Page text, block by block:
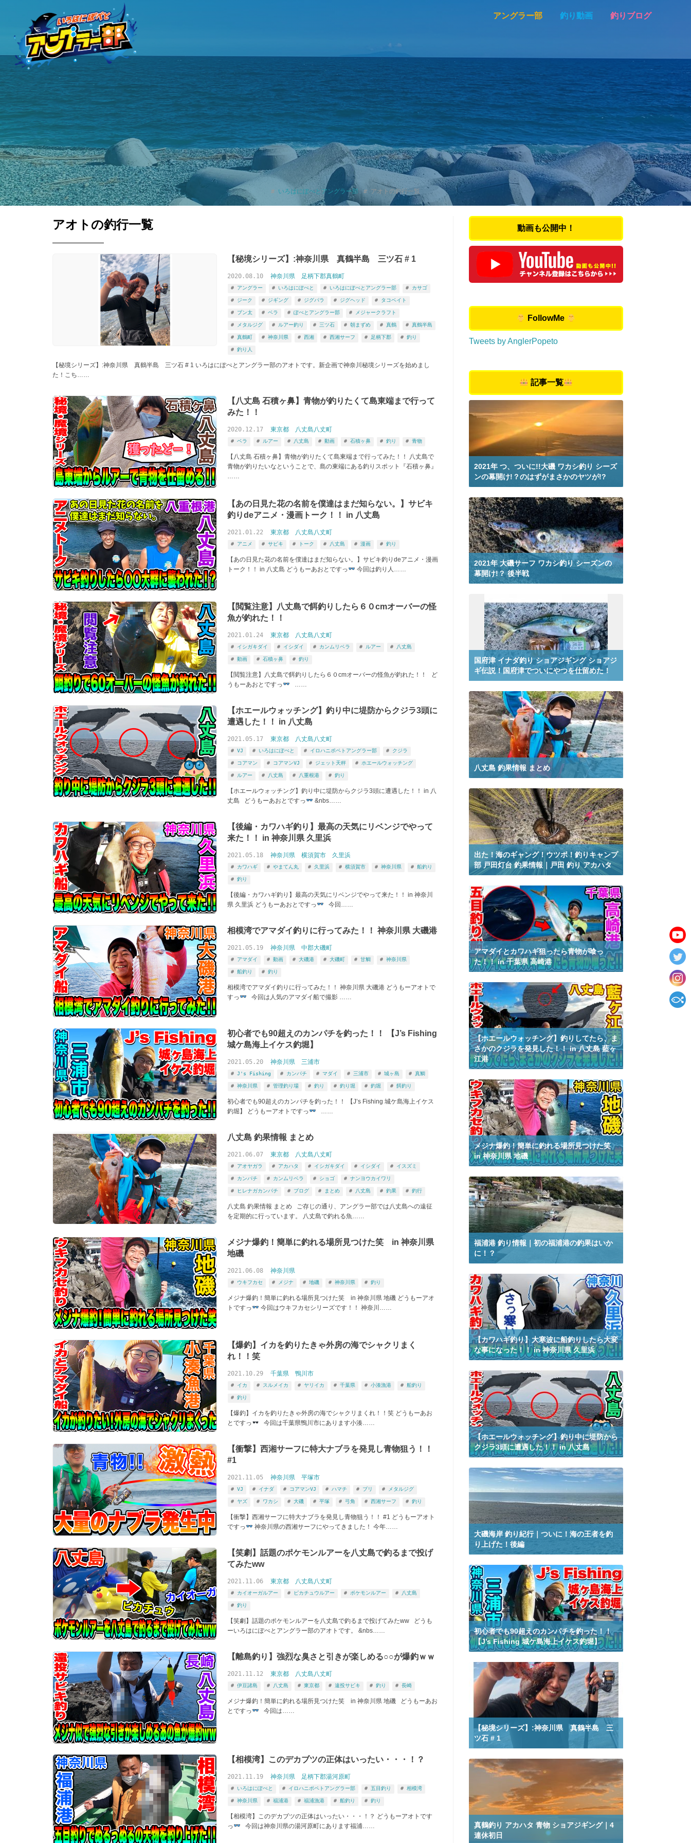
アングラー部 釣り動画 釣りブログ
アングラー アオト の釣行一覧
いろはにぽぺとアングラー部 アオトの釣行一覧
アオトの釣行一覧
【秘境シリーズ】:神奈川県 真鶴半島 三ツ石 # 1
2020.08.10 神奈川県 足柄下郡真鶴町
アングラー いろはにぽぺと いろはにぽぺとアングラー部 カサゴ
ジーク ジギング ジグパラ ジグヘッド タコベイト
ブン太 ベラ ぽぺとアングラー部 メジャークラフト
メタルジグ ルアー釣り 三ツ石 朝まずめ 真鶴 真鶴半島
真鶴町 神奈川県 西湘 西湘サーフ 足柄下郡 釣り
釣り人
【秘境シリーズ】:神奈川県 真鶴半島 三ツ石 # 1 いろはにぽぺとアングラー部のアオトです。新企画で神奈川秘境シリーズを始めまし
た！こち……
【八丈島 石積ヶ鼻】青物が釣りたくて島東端まで行って
みた！！
2020.12.17 東京都 八丈島八丈町
ベラ ルアー 八丈島 動画 石積ヶ鼻 釣り 青物
【八丈島 石積ヶ鼻】青物が釣りたくて島東端まで行ってみた！！ 八丈島で
青物が釣りたいなということで、島の東端にある釣りスポット『石積ヶ鼻』
……
【あの日見た花の名前を僕達はまだ知らない。】サビキ
釣りdeアニメ・漫画トーク！！ in 八丈島
2021.01.22 東京都 八丈島八丈町
アニメ サビキ トーク 八丈島 漫画 釣り
【あの日見た花の名前を僕達はまだ知らない。】サビキ釣りdeアニメ・漫画
トーク！！ in 八丈島 どうもーあおとですっ
今回は釣り人……
【閲覧注意】八丈島で餌釣りしたら６０cmオーバーの怪
魚が釣れた！！
2021.01.24 東京都 八丈島八丈町
イシガキダイ イシダイ カンムリベラ ルアー 八丈島
動画 石積ヶ鼻 釣り
【閲覧注意】八丈島で餌釣りしたら６０cmオーバーの怪魚が釣れた！！ ど
うもーあおとですっ
……
【ホエールウォッチング】釣り中に堤防からクジラ3頭に
遭遇した！！ in 八丈島
2021.05.17 東京都 八丈島八丈町
VJ いろはにぽぺと イロハニポペトアングラー部 クジラ
コアマン コアマンVJ ジェット天秤 ホエールウォッチング
ルアー 八丈島 八重根港 釣り
【ホエールウォッチング】釣り中に堤防からクジラ3頭に遭遇した！！ in 八
丈島 どうもーあおとですっ
&nbs……
【後編・カワハギ釣り】最高の天気にリベンジでやって
来た！！ in 神奈川県 久里浜
2021.05.18 神奈川県 横須賀市 久里浜
カワハギ やまてん丸 久里浜 横須賀市 神奈川県 船釣り
釣り
【後編・カワハギ釣り】最高の天気にリベンジでやって来た！！ in 神奈川
県 久里浜 どうもーあおとですっ
今回……
相模湾でアマダイ釣りに行ってみた！！ 神奈川県 大磯港
2021.05.19 神奈川県 中郡大磯町
アマダイ 動画 大磯港 大磯町 甘鯛 神奈川県
船釣り 釣り
相模湾でアマダイ釣りに行ってみた！！ 神奈川県 大磯港 どうもーアオトで
すっ
今回は人気のアマダイ船で撮影 ……
初心者でも90超えのカンパチを釣った！！ 【J’s Fishing
城ケ島海上イケス釣堀】
2021.05.20 神奈川県 三浦市
J's Fishing カンパチ マダイ 三浦市 城ヶ島 真鯛
神奈川県 管理釣り場 釣り 釣り堀 釣堀 餌釣り
初心者でも90超えのカンパチを釣った！！ 【J’s Fishing 城ケ島海上イケス
釣堀】 どうもーアオトですっ
……
八丈島 釣果情報 まとめ
2021.06.07 東京都 八丈島八丈町
アオヤガラ アカハタ イシガキダイ イシダイ イスズミ
カンパチ カンムリベラ ショゴ ナンヨウカイワリ
ヒレナガカンパチ ブログ まとめ 八丈島 釣果 釣行
八丈島 釣果情報 まとめ ご存じの通り、アングラー部では八丈島への遠征
を定期的に行っています。 八丈島で釣れる魚……
メジナ爆釣！簡単に釣れる場所見つけた笑 in 神奈川県
地磯
2021.06.08 神奈川県
ウキフカセ メジナ 地磯 神奈川県 釣り
メジナ爆釣！簡単に釣れる場所見つけた笑 in 神奈川県 地磯 どうもーアオ
トですっ
今回はウキフカセシリーズです！！ 神奈川……
【爆釣】イカを釣りたきゃ外房の海でシャクリまく
れ！！笑
2021.10.29 千葉県 鴨川市
イカ スルメイカ ヤリイカ 千葉県 小湊漁港 船釣り
釣り
【爆釣】イカを釣りたきゃ外房の海でシャクリまくれ！！笑 どうもーあお
とですっ
今回は千葉県鴨川市にあります小湊……
【衝撃】西湘サーフに特大ナブラを発見し青物狙う！！
#1
2021.11.05 神奈川県 平塚市
VJ イナダ コアマンVJ ハマチ ブリ メタルジグ
ヤズ ワカシ 大磯 平塚 弓角 西湘サーフ 釣り
【衝撃】西湘サーフに特大ナブラを発見し青物狙う！！ #1 どうもーアオト
ですっ
神奈川県の西湘サーフにやってきました！ 今年……
【笑劇】話題のポケモンルアーを八丈島で釣るまで投げ
てみたww
2021.11.06 東京都 八丈島八丈町
カイオーガルアー ピカチュウルアー ポケモンルアー 八丈島
釣り
【笑劇】話題のポケモンルアーを八丈島で釣るまで投げてみたww どうも
ーいろはにぽぺとアングラー部のアオトです。 &nbs……
【離島釣り】強烈な臭さと引きが楽しめる○○が爆釣ｗｗ
2021.11.12 東京都 八丈島八丈町
伊豆諸島 八丈島 東京都 遠投サビキ 釣り 長崎
メジナ爆釣！簡単に釣れる場所見つけた笑 in 神奈川県 地磯 どうもーあお
とですっ
今回は……
【相模湾】このデカブツの正体はいったい・・・！？
2021.11.19 神奈川県 足柄下郡湯河原町
いろはにぽぺと イロハニポペトアングラー部 五目釣り 相模湾
神奈川県 福浦港 福浦漁港 船釣り 釣り
【相模湾】このデカブツの正体はいったい・・・！？ どうもーアオトです
っ
今回は神奈川県の湯河原町にあります福浦……
動画も公開中！
FollowMe
Tweets by AnglerPopeto
記事一覧